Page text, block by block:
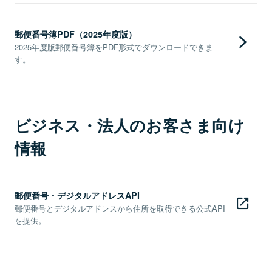
郵便番号簿PDF（2025年度版）
2025年度版郵便番号簿をPDF形式でダウンロードできま
す。
ビジネス・法人のお客さま向け
情報
郵便番号・デジタルアドレスAPI
郵便番号とデジタルアドレスから住所を取得できる公式API
を提供。